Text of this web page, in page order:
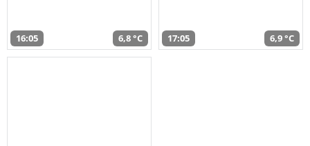
16:05 6,8 °C 17:05 6,9 °C